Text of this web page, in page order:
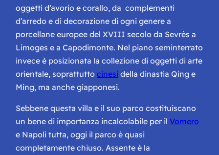
oggetti d’avorio e corallo, da complementi
d’arredo e di decorazione di ogni genere a
porcellane europee del XVIII secolo da Sevrès a
Limoges e a Capodimonte. Nel piano seminterrato
invece è posizionata la collezione di oggetti di arte
orientale, soprattutto cinesi della dinastia Qing e
Ming, ma anche giapponesi.
Sebbene questa villa e il suo parco costituiscano
un bene di importanza incalcolabile per il Vomero
e Napoli tutta, oggi il parco è quasi
completamente chiuso. Assente è la